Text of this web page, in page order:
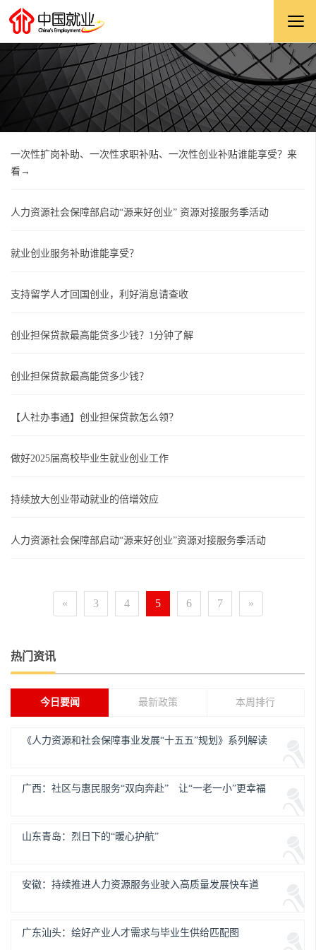
一次性扩岗补助、一次性求职补贴、一次性创业补贴谁能享受？来
看→
人力资源社会保障部启动“源来好创业” 资源对接服务季活动
就业创业服务补助谁能享受？
支持留学人才回国创业，利好消息请查收
创业担保贷款最高能贷多少钱？1分钟了解
创业担保贷款最高能贷多少钱？
【人社办事通】创业担保贷款怎么领？
做好2025届高校毕业生就业创业工作
持续放大创业带动就业的倍增效应
人力资源社会保障部启动“源来好创业”资源对接服务季活动
« 3 4 5 6 7 »
热门资讯
今日要闻 最新政策 本周排行
《人力资源和社会保障事业发展“十五五”规划》系列解读
广西：社区与惠民服务“双向奔赴” 让“一老一小”更幸福
山东青岛：烈日下的“暖心护航”
安徽：持续推进人力资源服务业驶入高质量发展快车道
广东汕头：绘好产业人才需求与毕业生供给匹配图